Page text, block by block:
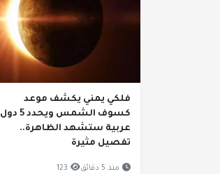
فلكي يمني يكشف موعد
كسوف الشمس ويحدد 5 دول
عربية ستشهد الظاهرة..
تفصيل مثيرة
منذ 5 دقائق 123